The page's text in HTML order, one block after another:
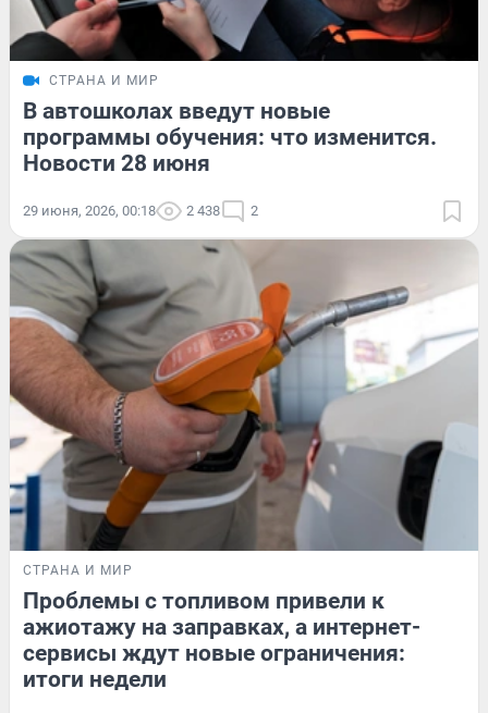
СТРАНА И МИР
В автошколах введут новые
программы обучения: что изменится.
Новости 28 июня
29 июня, 2026, 00:18 2 438 2
СТРАНА И МИР
Проблемы с топливом привели к
ажиотажу на заправках, а интернет-
сервисы ждут новые ограничения:
итоги недели